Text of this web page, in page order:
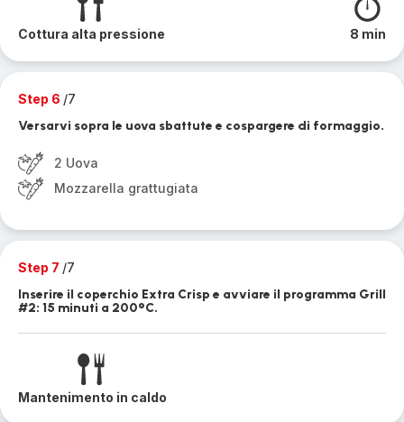
Cottura alta pressione 8 min
Step 6 /7
Versarvi sopra le uova sbattute e cospargere di formaggio.
2 Uova
Mozzarella grattugiata
Step 7 /7
Inserire il coperchio Extra Crisp e avviare il programma Grill
#2: 15 minuti a 200°C.
Mantenimento in caldo